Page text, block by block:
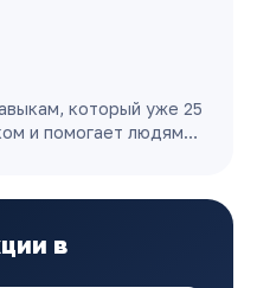
который уже 25
и помогает людям…
в